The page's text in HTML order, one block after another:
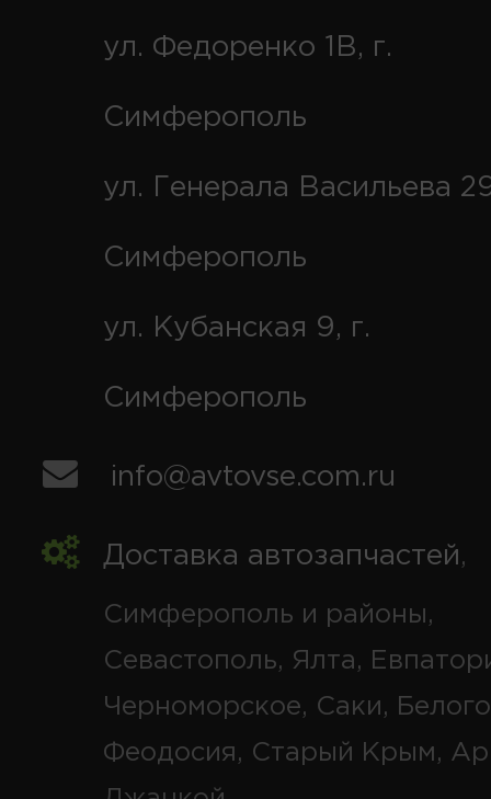
ул. Федоренко 1В, г.
Симферополь
ул. Генерала Васильева
Симферополь
ул. Кубанская 9, г.
Симферополь
info@avtovse.com.ru
Доставка автозапчастей,
Симферополь и районы,
Севастополь, Ялта,
Черноморское, Саки,
Феодосия, Старый Крым,